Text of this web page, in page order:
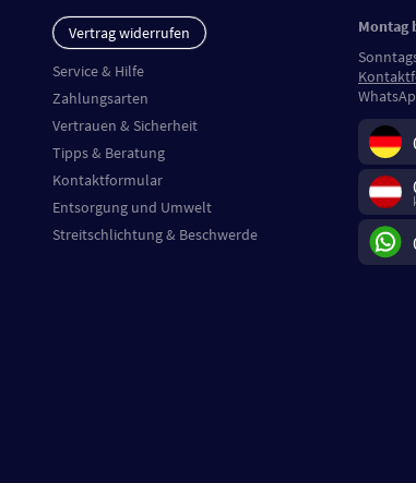
Vertrag widerrufen
Service & Hilfe
Zahlungsarten
Vertrauen & Sicherheit
Tipps & Beratung
Kontaktformular
Entsorgung und Umwelt
Streitschlichtung & Beschwerde
Montag